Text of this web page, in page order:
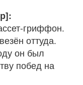
гриффон.
оттуда.
он был
побед на